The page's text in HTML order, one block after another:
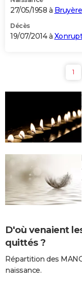
27/05/1958 à
Décès
19/07/2014 à
1
D'où venaient
quittés ?
Répartition des
naissance.